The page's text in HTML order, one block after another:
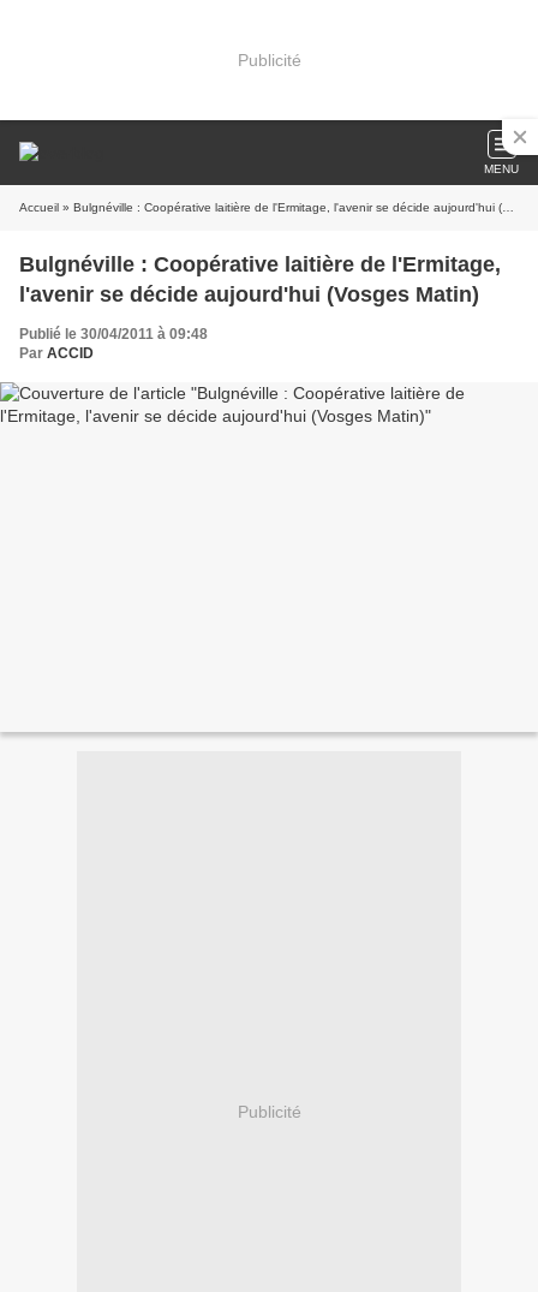
Publicité
MENU
Accueil » Bulgnéville : Coopérative laitière de l'Ermitage, l'avenir se décide aujourd'hui (Vosges Matin)
Bulgnéville : Coopérative laitière de l'Ermitage,
l'avenir se décide aujourd'hui (Vosges Matin)
Publié le 30/04/2011 à 09:48
Par ACCID
Publicité